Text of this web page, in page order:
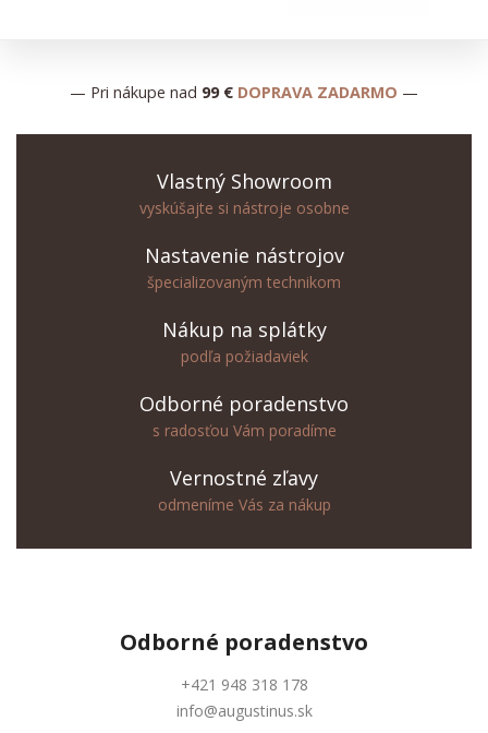
— Pri nákupe nad 99 € DOPRAVA ZADARMO —
Vlastný Showroom
vyskúšajte si nástroje osobne
Nastavenie nástrojov
špecializovaným technikom
Nákup na splátky
podľa požiadaviek
Odborné poradenstvo
s radosťou Vám poradíme
Vernostné zľavy
odmeníme Vás za nákup
Odborné poradenstvo
+421 948 318 178
info@augustinus.sk